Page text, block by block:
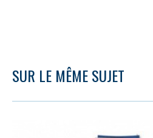
SUR LE MÊME SUJET